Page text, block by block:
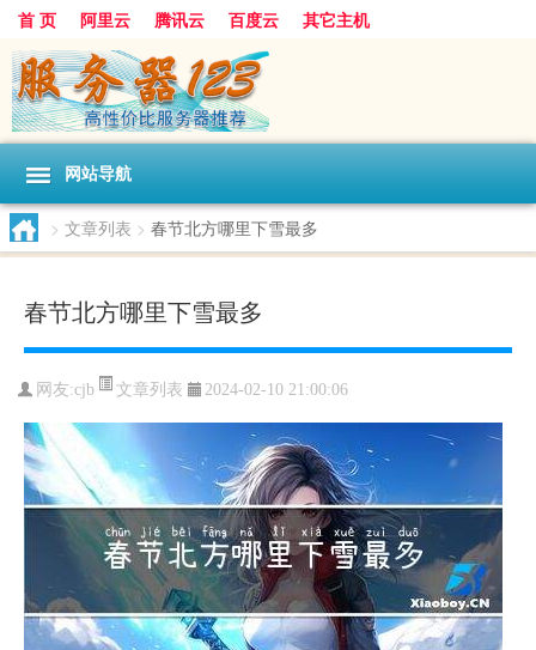
首 页 阿里云 腾讯云 百度云 其它主机
网站导航
> 文章列表 > 春节北方哪里下雪最多
春节北方哪里下雪最多
网友:cjb 文章列表 2024-02-10 21:00:06